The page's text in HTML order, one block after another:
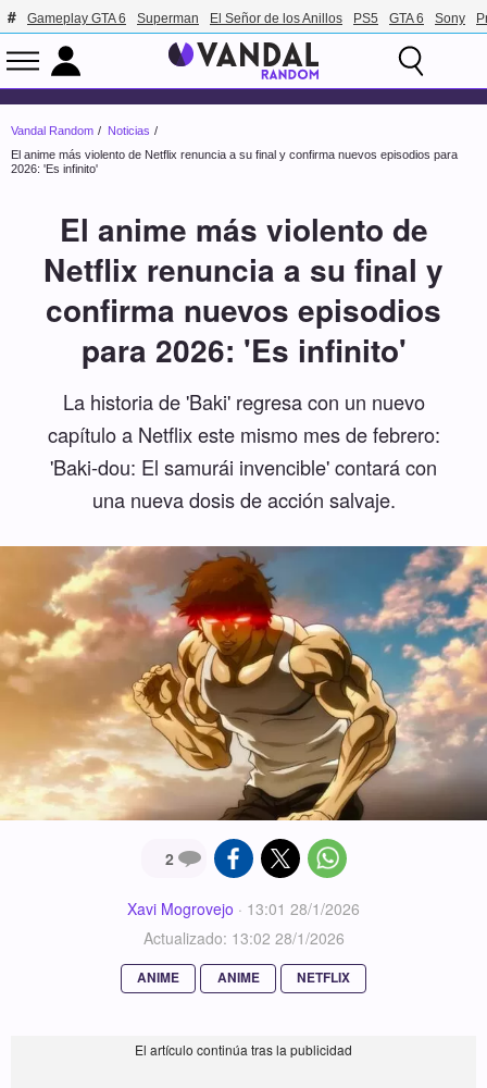
Gameplay GTA 6 Superman El Señor de los Anillos PS5 GTA 6 Sony
Vandal Random
Noticias
El anime más violento de Netflix renuncia a su final y confirma nuevos episodios para
2026: 'Es infinito'
El anime más violento de
Netflix renuncia a su final y
confirma nuevos episodios
para 2026: 'Es infinito'
La historia de 'Baki' regresa con un nuevo
capítulo a Netflix este mismo mes de febrero:
'Baki-dou: El samurái invencible' contará con
una nueva dosis de acción salvaje.
2
Xavi Mogrovejo · 13:01 28/1/2026
Actualizado: 13:02 28/1/2026
ANIME ANIME NETFLIX